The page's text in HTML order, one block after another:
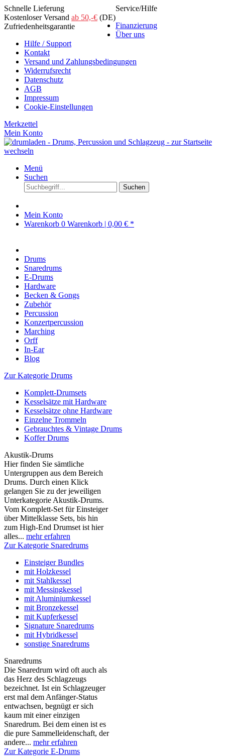
Schnelle Lieferung
Kostenloser Versand ab 50,-€ (DE)
Zufriedenheitsgarantie
Service/Hilfe
Finanzierung
Über uns
Hilfe / Support
Kontakt
Versand und Zahlungsbedingungen
Widerrufsrecht
Datenschutz
AGB
Impressum
Cookie-Einstellungen
Merkzettel
Mein Konto
Menü
Suchen
Suchen
Mein Konto
Warenkorb 0 Warenkorb | 0,00 € *
Drums
Snaredrums
E-Drums
Hardware
Becken & Gongs
Zubehör
Percussion
Konzertpercussion
Marching
Orff
In-Ear
Blog
Zur Kategorie Drums
Komplett-Drumsets
Kesselsätze mit Hardware
Kesselsätze ohne Hardware
Einzelne Trommeln
Gebrauchtes & Vintage Drums
Koffer Drums
Akustik-Drums
Hier finden Sie sämtliche
Untergruppen aus dem Bereich
Drums. Durch einen Klick
gelangen Sie zu der jeweiligen
Unterkategorie Akustik-Drums.
Vom Komplett-Set für Einsteiger
über Mittelklasse Sets, bis hin
zum High-End Drumset ist hier
alles... mehr erfahren
Zur Kategorie Snaredrums
Einsteiger Bundles
mit Holzkessel
mit Stahlkessel
mit Messingkessel
mit Aluminiumkessel
mit Bronzekessel
mit Kupferkessel
Signature Snaredrums
mit Hybridkessel
sonstige Snaredrums
Snaredrums
Die Snaredrum wird oft auch als
das Herz des Schlagzeugs
bezeichnet. Ist ein Schlagzeuger
erst mal dem Anfänger-Status
entwachsen, begnügt er sich
kaum mit einer einzigen
Snaredrum. Bei dem einen ist es
die pure Sammelleidenschaft, der
andere... mehr erfahren
Zur Kategorie E-Drums